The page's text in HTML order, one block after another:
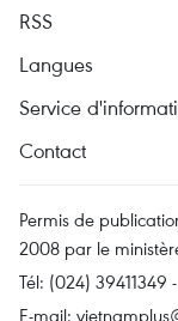
RSS
Langues
Service
Contact
Permis de
2008 par le
Tél: (024) 39411349
E-mail: